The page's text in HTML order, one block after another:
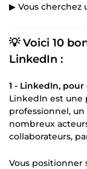
▶ Vous cherchez
💡 Voici 10
LinkedIn :
1 - LinkedIn,
LinkedIn est une
professionnel,
nombreux
collaborateurs,
Vous positionner